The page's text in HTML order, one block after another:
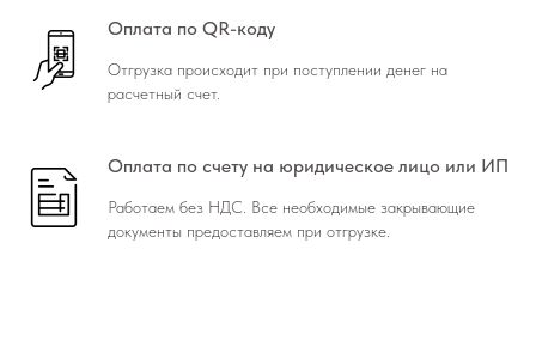
Оплата по QR-коду
Отгрузка происходит при поступлении денег на
расчетный счет.
Оплата по счету на юридическое лицо или ИП
Работаем без НДС. Все необходимые закрывающие
документы предоставляем при отгрузке.